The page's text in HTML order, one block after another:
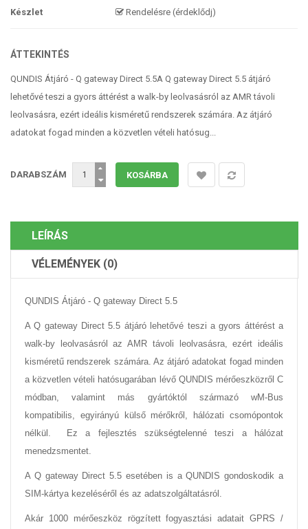
Készlet
Rendelésre (érdeklődj)
ÁTTEKINTÉS
QUNDIS Átjáró - Q gateway Direct 5.5A Q gateway Direct 5.5 átjáró
lehetővé teszi a gyors áttérést a walk-by leolvasásról az AMR távoli
leolvasásra, ezért ideális kisméretű rendszerek számára. Az átjáró
adatokat fogad minden a közvetlen vételi hatósug...
DARABSZÁM
LEÍRÁS
VÉLEMÉNYEK (0)
QUNDIS Átjáró - Q gateway Direct 5.5
A Q gateway Direct 5.5 átjáró lehetővé teszi a gyors áttérést a
walk-by leolvasásról az AMR távoli leolvasásra, ezért ideális
kisméretű rendszerek számára. Az átjáró adatokat fogad minden
a közvetlen vételi hatósugarában lévő QUNDIS mérőeszközről C
módban, valamint más gyártóktól származó wM-Bus
kompatibilis, egyirányú külső mérőkről, hálózati csomópontok
nélkül. Ez a fejlesztés szükségtelenné teszi a hálózat
menedzsmentet.
A Q gateway Direct 5.5 esetében is a QUNDIS gondoskodik a
SIM-kártya kezeléséről és az adatszolgáltatásról.
Akár 1000 mérőeszköz rögzített fogyasztási adatait GPRS /